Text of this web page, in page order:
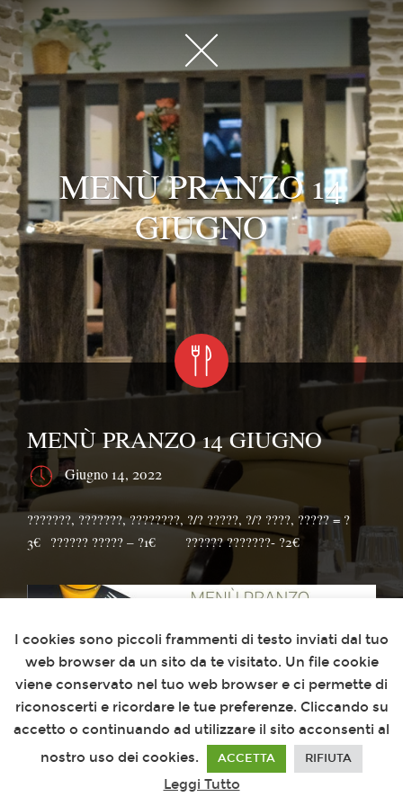
MENÙ PRANZO 14
GIUGNO
MENÙ PRANZO 14 GIUGNO
Giugno 14, 2022
???????, ???????, ????????, ?/? ?????, ?/? ????, ????? = ?
3€⁣⁣⠀?????? ????? – ?1€⠀⠀⁣⁣⠀?????? ???????- ?2€
I cookies sono piccoli frammenti di testo inviati dal tuo
web browser da un sito da te visitato. Un file cookie
viene conservato nel tuo web browser e ci permette di
riconoscerti e ricordare le tue preferenze. Cliccando su
accetto o continuando ad utilizzare il sito acconsenti al
nostro uso dei cookies.
ACCETTA RIFIUTA
Leggi Tutto